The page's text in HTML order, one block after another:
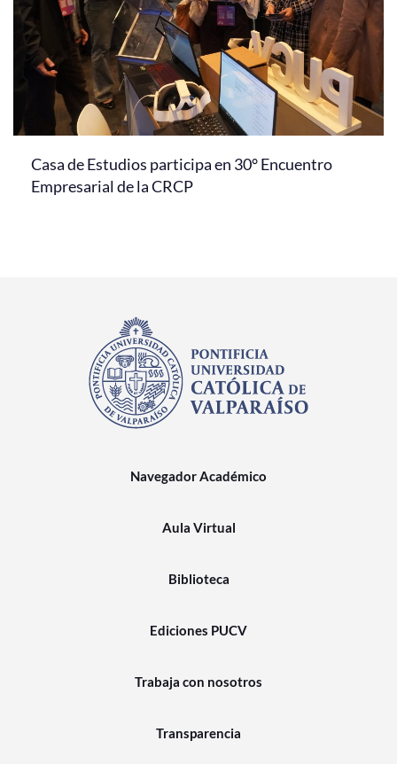
Casa de Estudios participa en 30° Encuentro
Empresarial de la CRCP
Navegador Académico
Aula Virtual
Biblioteca
Ediciones PUCV
Trabaja con nosotros
Transparencia